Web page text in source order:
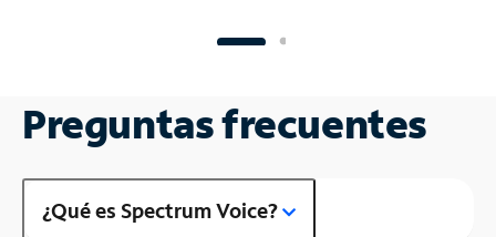
Preguntas frecuentes
¿Qué es Spectrum Voice?